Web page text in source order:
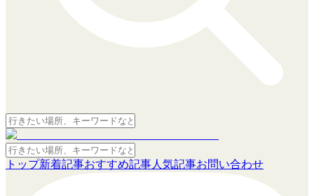
トップ新着記事おすすめ記事人気記事お問い合わせ